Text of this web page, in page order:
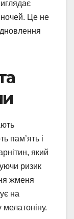
Це не
пам’ять і
який
ризик
жменя
на